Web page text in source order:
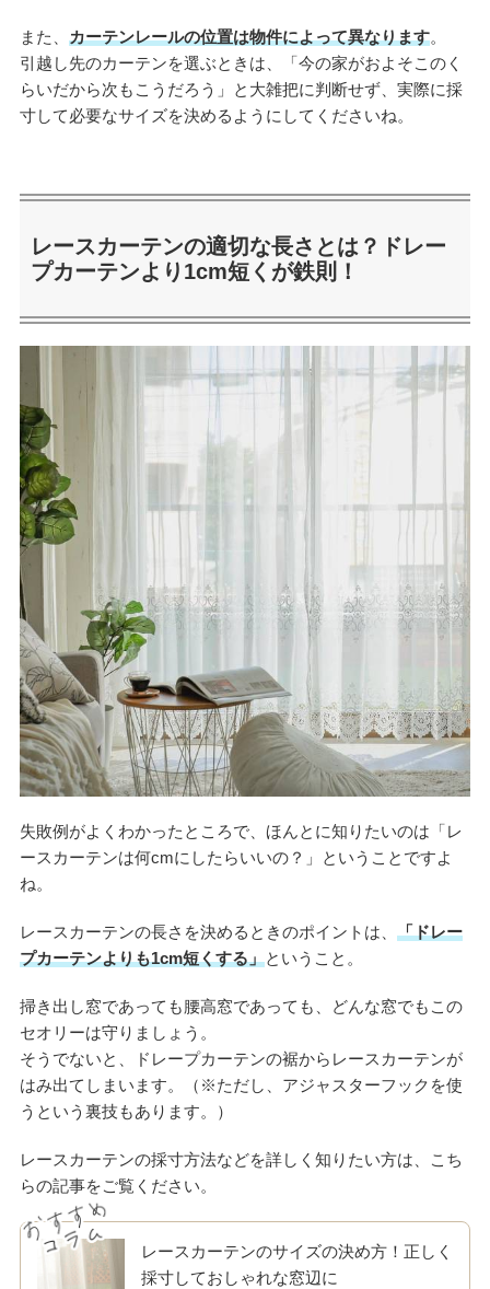
また、 カーテンレールの位置は物件によって異なります。
引越し先のカーテンを選ぶときは、「今の家がおよそこのく
らいだから次もこうだろう」と大雑把に判断せず、実際に採
寸して必要なサイズを決めるようにしてくださいね。
レースカーテンの適切な長さとは？ドレー
プカーテンより1cm短くが鉄則！
失敗例がよくわかったところで、ほんとに知りたいのは「レ
ースカーテンは何cmにしたらいいの？」ということですよ
ね。
レースカーテンの長さを決めるときのポイントは、 「ドレー
プカーテンよりも1cm短くする」ということ。
掃き出し窓であっても腰高窓であっても、どんな窓でもこの
セオリーは守りましょう。
そうでないと、ドレープカーテンの裾からレースカーテンが
はみ出てしまいます。（※ただし、アジャスターフックを使
うという裏技もあります。）
レースカーテンの採寸方法などを詳しく知りたい方は、こち
らの記事をご覧ください。
レースカーテンのサイズの決め方！正しく
採寸しておしゃれな窓辺に